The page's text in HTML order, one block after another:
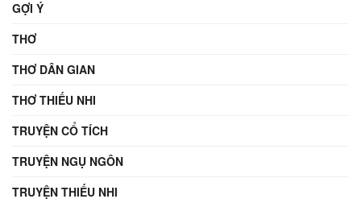
GỢI Ý
THƠ
THƠ DÂN GIAN
THƠ THIẾU NHI
TRUYỆN CỔ TÍCH
TRUYỆN NGỤ NGÔN
TRUYỆN THIẾU NHI